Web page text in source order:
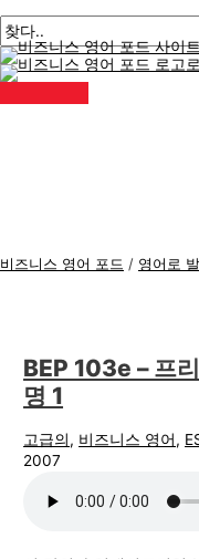
텐
츠
로
건
인
뉴
비즈니스 영어 포드 / 영어로
BEP 103e – 프
명 1
고급의, 비즈니스 영어,
2007
시
물
페
이
비
즈
니
스
검
색
: